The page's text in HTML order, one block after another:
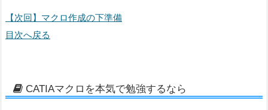
【次回】マクロ作成の下準備
目次へ戻る
CATIAマクロを本気で勉強するなら